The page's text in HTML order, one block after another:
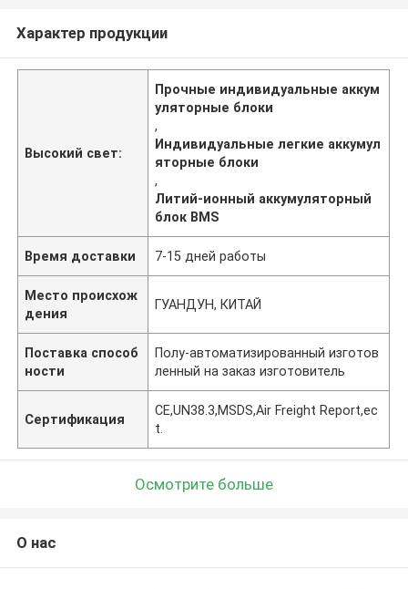
Характер продукции
Высокий свет:
Прочные индивидуальные аккум
уляторные блоки
,
Индивидуальные легкие аккумул
яторные блоки
,
Литий-ионный аккумуляторный
блок BMS
Время доставки 7-15 дней работы
Место происхож
дения
ГУАНДУН, КИТАЙ
Поставка способ
ности
Полу-автоматизированный изготов
ленный на заказ изготовитель
Сертификация
CE,UN38.3,MSDS,Air Freight Report,ec
t.
Осмотрите больше
О нас